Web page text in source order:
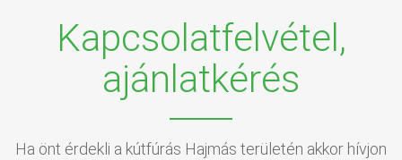
Kapcsolatfelvétel,
ajánlatkérés
Ha önt érdekli a kútfúrás Hajmás területén akkor hívjon